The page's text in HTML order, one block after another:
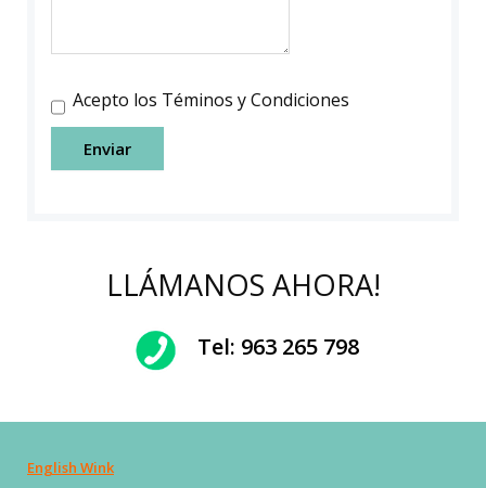
Acepto los Téminos y Condiciones
Enviar
LLÁMANOS AHORA!
Tel: 963 265 798
English Wink